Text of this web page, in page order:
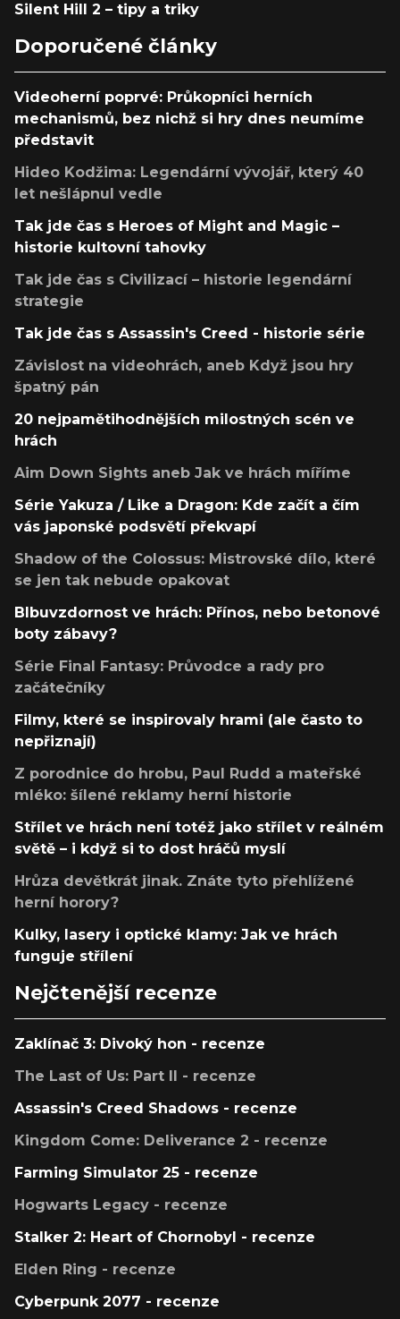
Silent Hill 2 – tipy a triky
Doporučené články
Videoherní poprvé: Průkopníci herních
mechanismů, bez nichž si hry dnes neumíme
představit
Hideo Kodžima: Legendární vývojář, který 40
let nešlápnul vedle
Tak jde čas s Heroes of Might and Magic –
historie kultovní tahovky
Tak jde čas s Civilizací – historie legendární
strategie
Tak jde čas s Assassin's Creed - historie série
Závislost na videohrách, aneb Když jsou hry
špatný pán
20 nejpamětihodnějších milostných scén ve
hrách
Aim Down Sights aneb Jak ve hrách míříme
Série Yakuza / Like a Dragon: Kde začít a čím
vás japonské podsvětí překvapí
Shadow of the Colossus: Mistrovské dílo, které
se jen tak nebude opakovat
Blbuvzdornost ve hrách: Přínos, nebo betonové
boty zábavy?
Série Final Fantasy: Průvodce a rady pro
začátečníky
Filmy, které se inspirovaly hrami (ale často to
nepřiznají)
Z porodnice do hrobu, Paul Rudd a mateřské
mléko: šílené reklamy herní historie
Střílet ve hrách není totéž jako střílet v reálném
světě – i když si to dost hráčů myslí
Hrůza devětkrát jinak. Znáte tyto přehlížené
herní horory?
Kulky, lasery i optické klamy: Jak ve hrách
funguje střílení
Nejčtenější recenze
Zaklínač 3: Divoký hon - recenze
The Last of Us: Part II - recenze
Assassin's Creed Shadows - recenze
Kingdom Come: Deliverance 2 - recenze
Farming Simulator 25 - recenze
Hogwarts Legacy - recenze
Stalker 2: Heart of Chornobyl - recenze
Elden Ring - recenze
Cyberpunk 2077 - recenze